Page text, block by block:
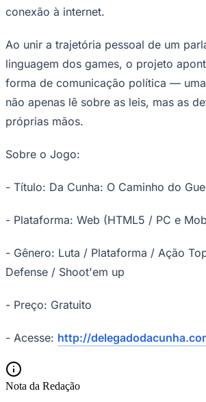
Botafogo
conexão à internet.
Ao unir a trajetória pessoal de um
linguagem dos games, o projeto
forma de comunicação política —
não apenas lê sobre as leis, mas as
próprias mãos.
Sobre o Jogo:
- Título: Da Cunha: O Caminho do
- Plataforma: Web (HTML5 / PC e
- Gênero: Luta / Plataforma / Ação
Defense / Shoot'em up
- Preço: Gratuito
- Acesse: http://
Nota da Redação